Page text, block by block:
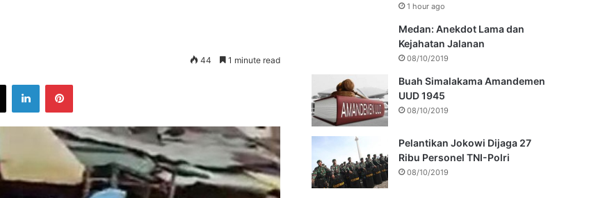
44 1 minute read
X LinkedInPinterest
1 hour ago
Medan: Anekdot Lama dan
Kejahatan Jalanan
08/10/2019
Buah Simalakama Amandemen
UUD 1945
08/10/2019
Pelantikan Jokowi Dijaga 27
Ribu Personel TNI-Polri
08/10/2019